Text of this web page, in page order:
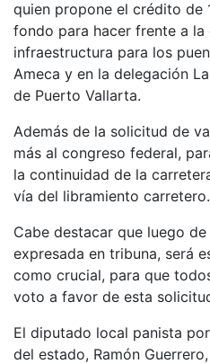
quien propone el crédito de
fondo para hacer frente a la
infraestructura para los
Ameca y en la delegación
de Puerto Vallarta.
Además de la solicitud de
más al congreso federal,
la continuidad de la
vía del libramiento carretero.
Cabe destacar que luego
expresada en tribuna, será
como crucial, para que
voto a favor de esta
El diputado local panista
del estado, Ramón